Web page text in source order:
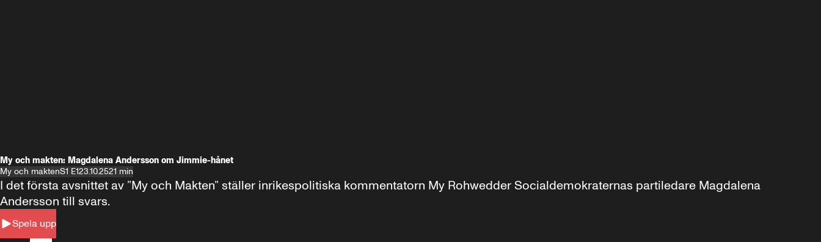
My och makten: Magdalena Andersson om Jimmie-hånet
My och maktenS1 E123.10.2521 min
Spela upp
I det första avsnittet av ”My och Makten” ställer inrikespolitiska kommentatorn My Rohwedder Socialdemokraternas partiledare Magdalena
Andersson till svars.